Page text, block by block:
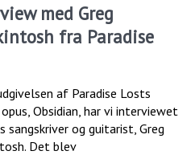
med Greg
fra Paradise
af Paradise Losts
Obsidian, har vi interviewet
sangskriver og guitarist, Greg
Det blev